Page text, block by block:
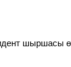
шыршасы